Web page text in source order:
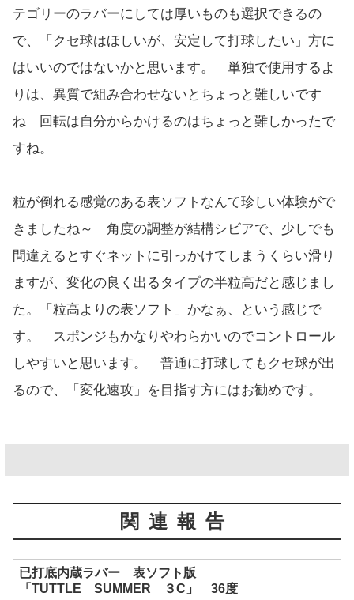
テゴリーのラバーにしては厚いものも選択できるの
で、「クセ球はほしいが、安定して打球したい」方に
はいいのではないかと思います。 単独で使用するよ
りは、異質で組み合わせないとちょっと難しいです
ね 回転は自分からかけるのはちょっと難しかったで
すね。
粒が倒れる感覚のある表ソフトなんて珍しい体験がで
きましたね～ 角度の調整が結構シビアで、少しでも
間違えるとすぐネットに引っかけてしまうくらい滑り
ますが、変化の良く出るタイプの半粒高だと感じまし
た。「粒高よりの表ソフト」かなぁ、という感じで
す。 スポンジもかなりやわらかいのでコントロール
しやすいと思います。 普通に打球してもクセ球が出
るので、「変化速攻」を目指す方にはお勧めです。
関連報告
已打底内蔵ラバー 表ソフト版
「TUTTLE SUMMER ３C」 36度